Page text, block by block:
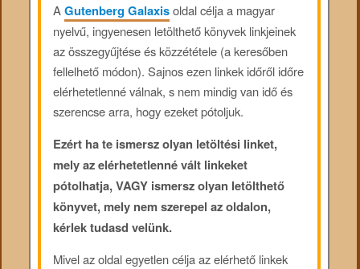
AGutenberg Galaxisoldal célja a magyar
nyelvű, ingyenesen letölthető könyvek linkjeinek
az összegyűjtése és közzététele (a keresőben
fellelhető módon). Sajnos ezen linkek időről időre
elérhetetlenné válnak, s nem mindig van idő és
szerencse arra, hogy ezeket pótoljuk.
Ezért ha te ismersz olyan letöltési linket,
mely az elérhetetlenné vált linkeket
pótolhatja, VAGY ismersz olyan letölthető
könyvet, mely nem szerepel az oldalon,
kérlek tudasd velünk.
Mivel az oldal egyetlen célja az elérhető linkek